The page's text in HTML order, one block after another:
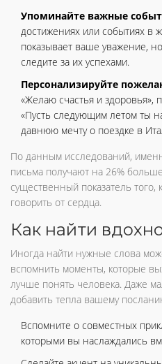
Упоминайте важные
достижениях или событиях в
показывает ваше уважение,
следите за их успехами.
Персонализируйте
«Желаю счастья и здоровья»,
«Пусть следующим летом ты
давнюю мечту о поездке в
По данным исследований,
письма получают на 26%
существенный показатель того,
говорить от сердца.
Как найти
Иногда найти нужные слова
вспомнить моменты, которые
лучше понять человека. Даже
добавить тепла вашему
Вспомните о совместных
которыми вы наслаждались